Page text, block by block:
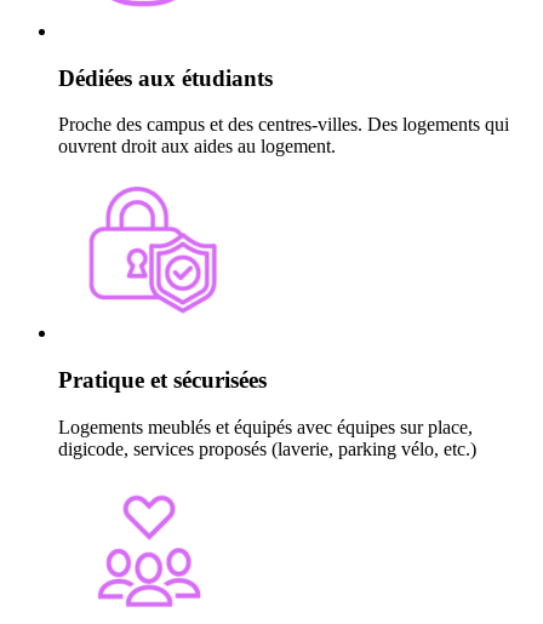
Dédiées aux étudiants
Proche des campus et des centres-villes. Des logements qui
ouvrent droit aux aides au logement.
Pratique et sécurisées
Logements meublés et équipés avec équipes sur place,
digicode, services proposés (laverie, parking vélo, etc.)